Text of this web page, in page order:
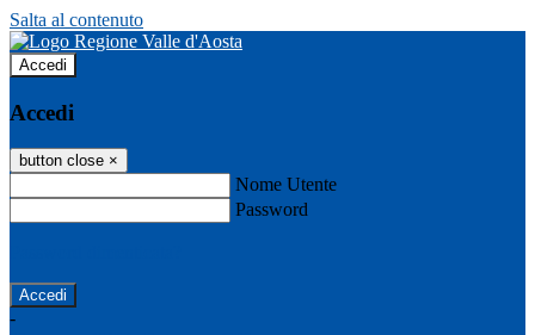
Salta al contenuto
Accedi
Accedi
button close ×
Nome Utente
Password
-